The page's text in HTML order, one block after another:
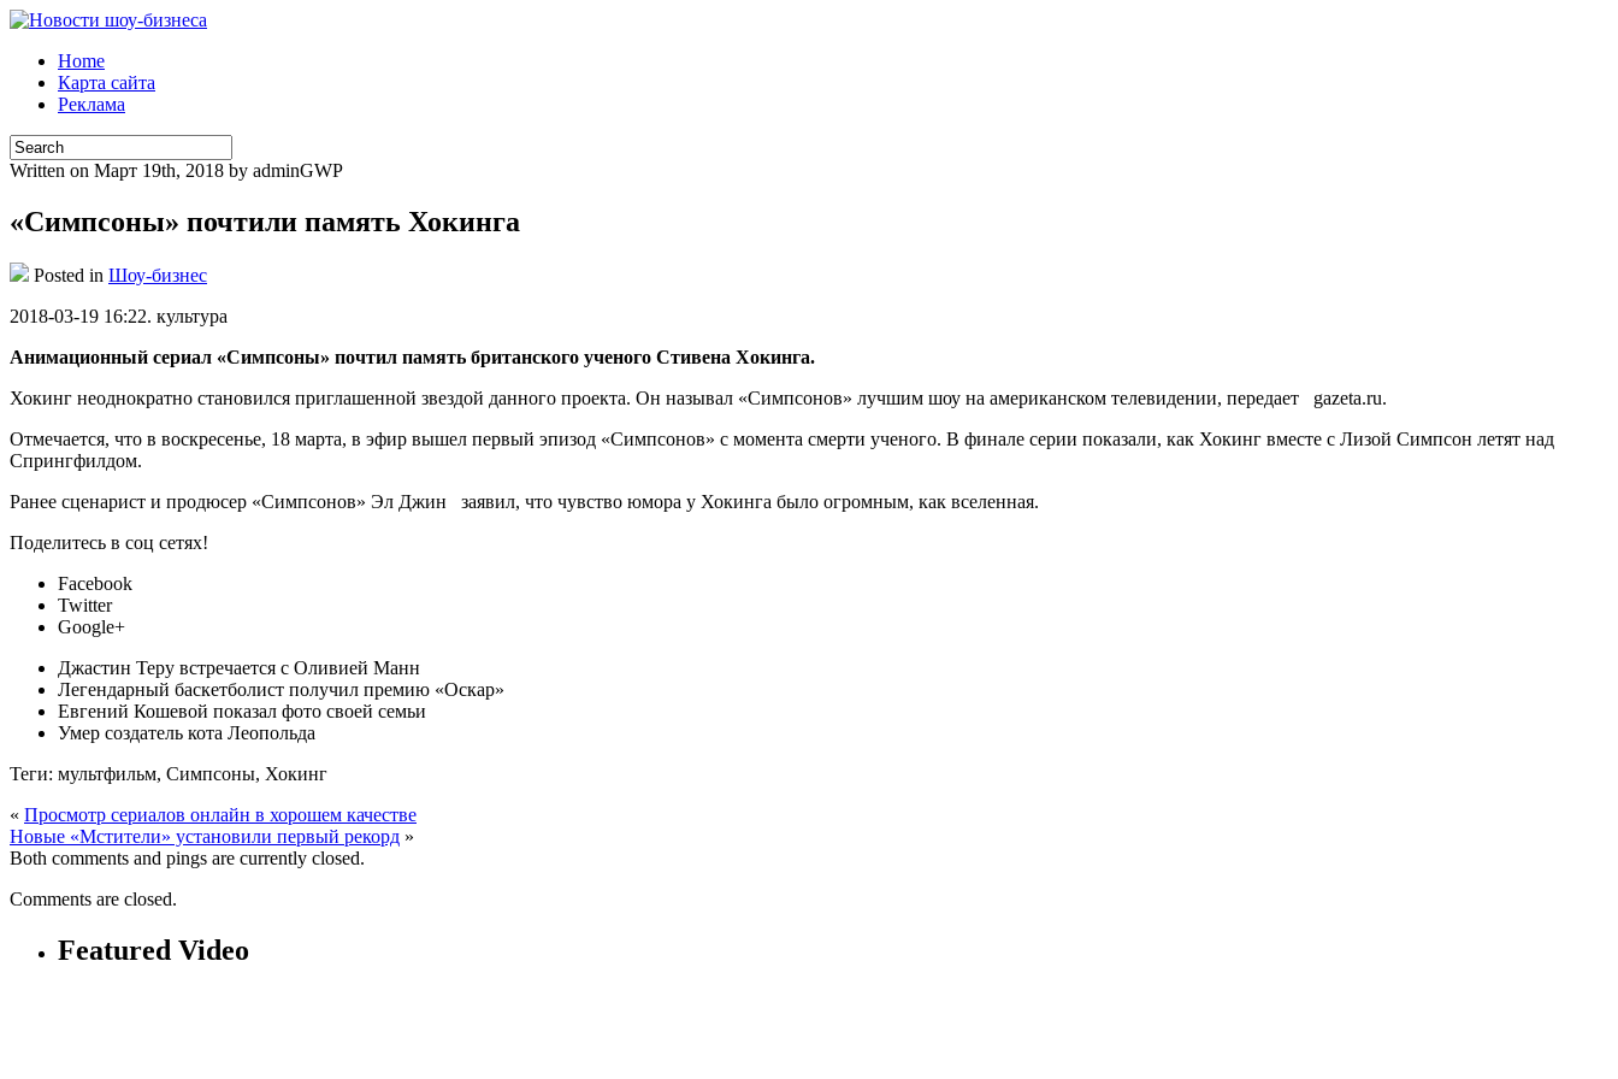
Home
Карта сайта
Реклама
Written on Март 19th, 2018 by adminGWP
«Симпсоны» почтили память Хокинга
Posted in Шоу-бизнес
2018-03-19 16:22. культурa
Анимационный сериал «Симпсоны» почтил память британского ученого Стивена Хокинга.
Хокинг неоднократно становился приглашенной звездой данного проекта. Он называл «Симпсонов» лучшим шоу на американском телевидении, передает gazeta.ru.
Отмечается, что в воскресенье, 18 марта, в эфир вышел первый эпизод «Симпсонов» с момента смерти ученого. В финале серии показали, как Хокинг вместе с Лизой Симпсон летят над
Спрингфилдом.
Ранее сценарист и продюсер «Симпсонов» Эл Джин заявил, что чувство юмора у Хокинга было огромным, как вселенная.
Поделитесь в соц сетях!
Facebook
Twitter
Google+
Джастин Теру встречается с Оливией Манн
Легендарный баскетболист получил премию «Оскар»
Евгений Кошевой показал фото своей семьи
Умер создатель кота Леопольда
Теги: мультфильм, Симпсоны, Хокинг
« Просмотр сериалов онлайн в хорошем качестве
Новые «Мстители» установили первый рекорд »
Both comments and pings are currently closed.
Comments are closed.
Featured Video